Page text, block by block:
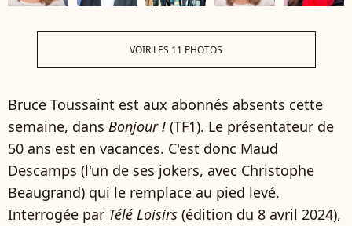
VOIR LES 11 PHOTOS
Bruce Toussaint est aux abonnés absents cette
semaine, dans Bonjour ! (TF1). Le présentateur de
50 ans est en vacances. C'est donc Maud
Descamps (l'un de ses jokers, avec Christophe
Beaugrand) qui le remplace au pied levé.
Interrogée par Télé Loisirs (édition du 8 avril 2024),